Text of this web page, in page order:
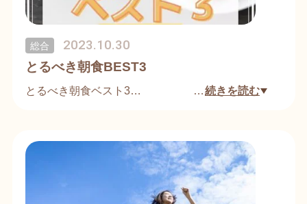
総合 2023.10.30
とるべき朝食BEST3
とるべき朝食ベスト3
一日のスタートに良質なビタミンやミネラルを摂取
するのと同時に、水分量が多く重量のあるものは朝
の排便も促してくれます。
…続きを読む